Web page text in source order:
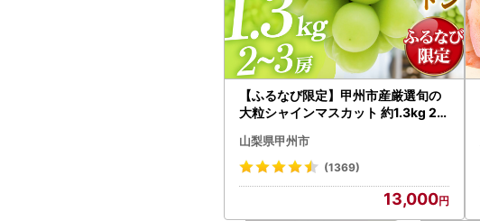
【ふるなび限定】甲州市産厳選旬の
大粒シャインマスカット 約1.3kg 2
472 FN-Limited-VO シャインマス
カット フルーツ
山梨県甲州市
(1369)
13,000